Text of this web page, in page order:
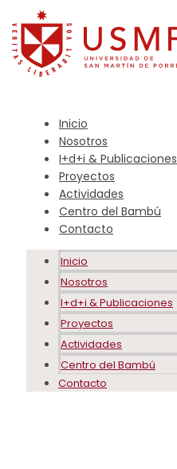
Inicio
Nosotros
I+d+i & Publicaciones
Proyectos
Actividades
Centro del Bambú
Contacto
Inicio
Nosotros
I+d+i & Publicaciones
Proyectos
Actividades
Centro del Bambú
Contacto